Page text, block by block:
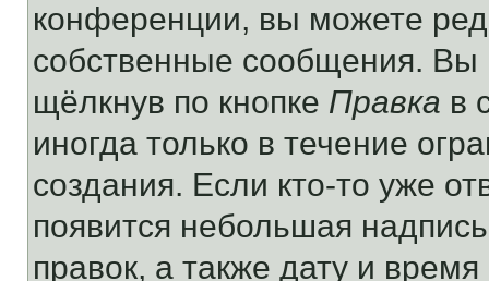
конференции, вы можете
собственные сообщения. Вы
щёлкнув по кнопке Правка в
иногда только в течение
создания. Если кто-то уже
появится небольшая
правок, а также дату и